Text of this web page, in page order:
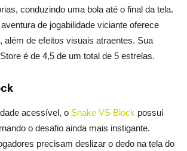
conduzindo uma bola até o final da tela.
de jogabilidade viciante oferece
além de efeitos visuais atraentes. Sua
é de 4,5 de um total de 5 estrelas.
acessível, o Snake VS Block possui
o desafio ainda mais instigante.
precisam deslizar o dedo na tela do